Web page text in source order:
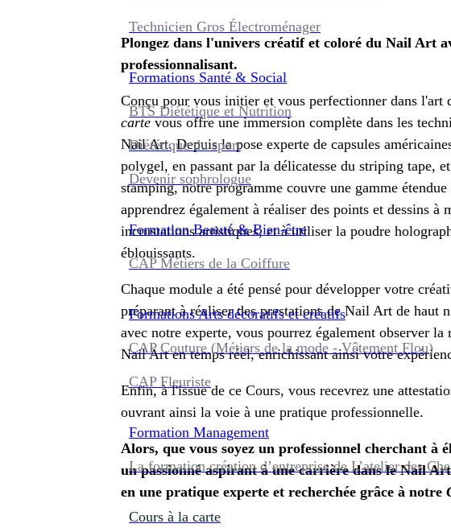
Technicien Gros Électroménager
Formations Santé & Social
BTS Diététique et Nutrition
Diététique du sport
Devenir sophrologue
Formation Beauté & Bien-être
CAP Métiers de la Coiffure
Formations Arts décoratifs et créatifs
CAP Couture (Métiers de la mode - Vêtement Flou)
CAP Fleuriste
Formation Management
La formation création d’entreprise de L’atelier des
Cours à la carte
Plongez dans l'univers créatif et coloré du Nail Art
professionnalisant.
Conçu pour vous initier et vous perfectionner dans l'art
cartevous offre une immersion complète dans les
Nail Art. Depuis la pose experte de capsules
polygel, en passant par la délicatesse du striping tape,
stamping, notre programme couvre une gamme
apprendrez également à réaliser des points et dessins à
incrustations artistiques, et à utiliser la poudre
éblouissants.
Chaque module a été pensé pour développer votre
préparant à réaliser des prestations de Nail Art de haut
avec notre experte, vous pourrez également observer
Nail Art en temps réel, enrichissant ainsi votre
Enfin, à l'issue de ce Cours, vous recevrez une
ouvrant ainsi la voie à une pratique professionnelle.
Alors, que vous soyez un professionnel cherchant à
un passionné aspirant à une carrière dans le Nail
en une pratique experte et recherchée grâce à notre